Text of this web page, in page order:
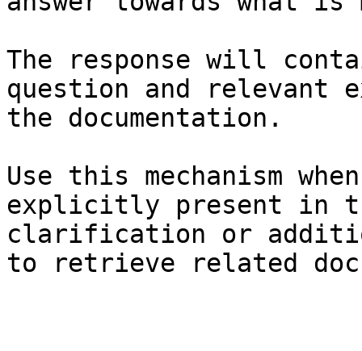
The response will
question and relevant
the documentation.
Use this mechanism
explicitly present in
clarification or